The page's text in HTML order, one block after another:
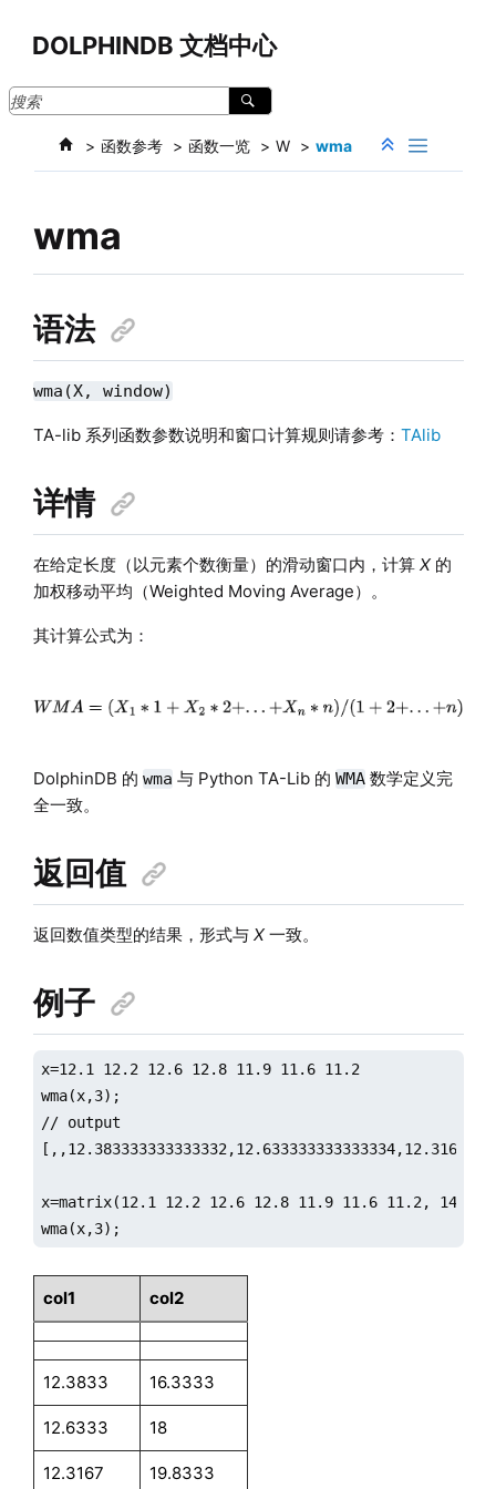
DOLPHINDB 文档中心
函数参考 函数一览 W wma
wma
语法
wma(X, window)
TA-lib 系列函数参数说明和窗口计算规则请参考： TAlib
详情
在给定长度（以元素个数衡量）的滑动窗口内，计算 X的
加权移动平均（Weighted Moving Average）。
其计算公式为：
DolphinDB 的 wma 与 Python TA-Lib 的 WMA数学定义完
全一致。
返回值
返回数值类型的结果，形式与 X一致。
例子
x=12.1 12.2 12.6 12.8 11.9 11.6 11.2
wma(x,3);
// output
x=matrix(12.1 12.2 12.6 12.8 11.9 11.6 11.2, 14 15
wma(x,3);
col1 col2
12.3833 16.3333
12.6333 18
12.3167 19.8333